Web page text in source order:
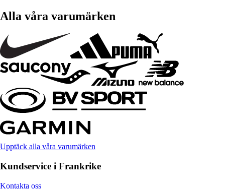
Alla våra varumärken
Upptäck alla våra varumärken
Kundservice i Frankrike
Kontakta oss